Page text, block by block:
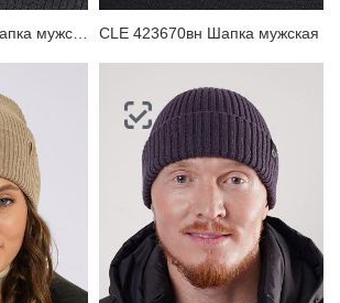
CLE 423670вн Шапка мужская